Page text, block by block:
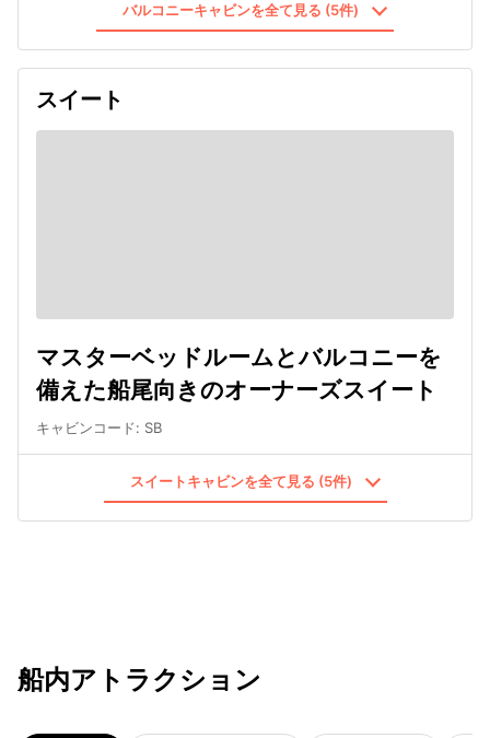
バルコニーキャビンを全て見る (5件)
スイート
マスターベッドルームとバルコニーを
備えた船尾向きのオーナーズスイート
キャビンコード: SB
スイートキャビンを全て見る (5件)
船内アトラクション